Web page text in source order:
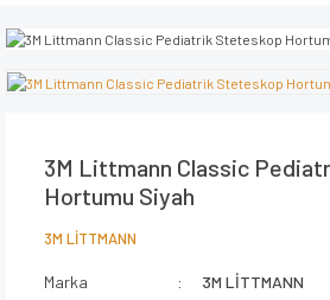
3M Littmann Classic
Hortumu Siyah
3M LİTTMANN
Marka
3M LİTTMANN